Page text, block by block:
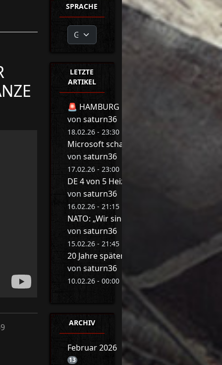
SPRACHE
LETZTE
ARTIKEL
🚨 HAMBURG BEBT! 🚨 MIT DIESER
von saturn36
18.02.26 - 23:30 Uhr
Microsoft schaltet jetzt Millionen
von saturn36
17.02.26 - 23:00 Uhr
DE 4 von 5 Heizungen werden
von saturn36
16.02.26 - 21:15 Uhr
NATO: „Wir sind am Arsch“ ❌ Game
von saturn36
15.02.26 - 21:45 Uhr
20 Jahre später: Eva Herman bricht ihr
von saturn36
10.02.26 - 00:00 Uhr
ARCHIV
Februar 2026
13